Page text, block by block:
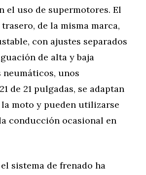
el uso de supermotores. El
de la misma marca,
con ajustes separados
de alta y baja
neumáticos, unos
de 21 pulgadas, se adaptan
moto y pueden utilizarse
conducción ocasional en
sistema de frenado ha